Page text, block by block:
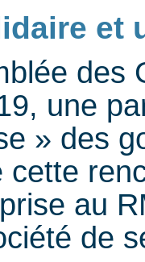
et
une
» des
cette
au
de